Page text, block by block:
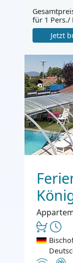
für 1 Pers./
Jetzt